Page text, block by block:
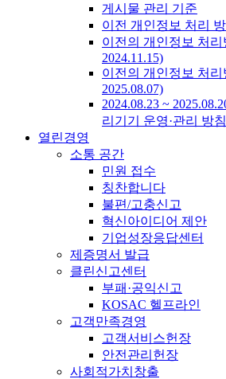
게시물 관리 기준
이전 개인정보 처리 방
이전의 개인정보 처리
2024.11.15)
이전의 개인정보 처리
2025.08.07)
2024.08.23 ~
리기기 운영·관리 방침
열린경영
소통 공간
민원 접수
칭찬합니다
불편/고충신고
혁신아이디어 제안
기업성장응답센터
제증명서 발급
클린신고센터
부패·공익신고
KOSAC 헬프라인
고객만족경영
고객서비스헌장
안전관리헌장
사회적가치창출